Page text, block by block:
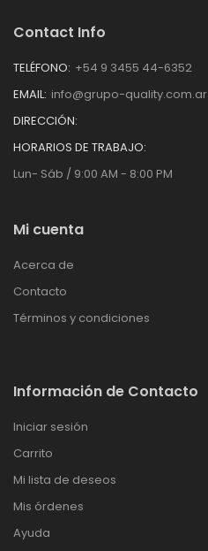
Contact Info
TELÉFONO: +54 9 3455 44-6352
EMAIL: info@grupo-quality.com.ar
DIRECCIÓN:
HORARIOS DE TRABAJO:
Lun- Sáb / 9:00 AM - 8:00 PM
Mi cuenta
Acerca de
Contacto
Términos y condiciones
Información de Contacto
Iniciar sesión
Carrito
Mi lista de deseos
Mis órdenes
Ayuda